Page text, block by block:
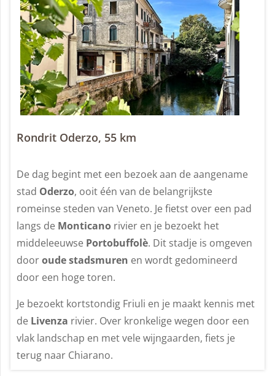
Rondrit Oderzo, 55 km
De dag begint met een bezoek aan de aangename
stad Oderzo, ooit één van de belangrijkste
romeinse steden van Veneto. Je fietst over een pad
langs de Monticano rivier en je bezoekt het
middeleeuwse Portobuffolè. Dit stadje is omgeven
dooroude stadsmuren en wordt gedomineerd
door een hoge toren.
Je bezoekt kortstondig Friuli en je maakt kennis met
de Livenza rivier. Over kronkelige wegen door een
vlak landschap en met vele wijngaarden, fiets je
terug naar Chiarano.